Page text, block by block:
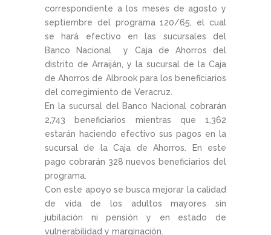
correspondiente a los meses de agosto y
septiembre del programa 120/65, el cual
se hará efectivo en las sucursales del
Banco Nacional y Caja de Ahorros del
distrito de Arraiján, y la sucursal de la Caja
de Ahorros de Albrook para los beneficiarios
del corregimiento de Veracruz.
En la sucursal del Banco Nacional cobrarán
2,743 beneficiarios mientras que 1,362
estarán haciendo efectivo sus pagos en la
sucursal de la Caja de Ahorros. En este
pago cobrarán 328 nuevos beneficiarios del
programa.
Con este apoyo se busca mejorar la calidad
de vida de los adultos mayores sin
jubilación ni pensión y en estado de
vulnerabilidad y marginación.